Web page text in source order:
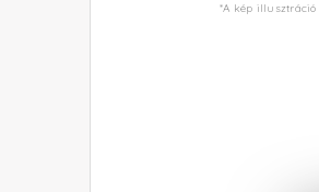
*A kép illusztráció